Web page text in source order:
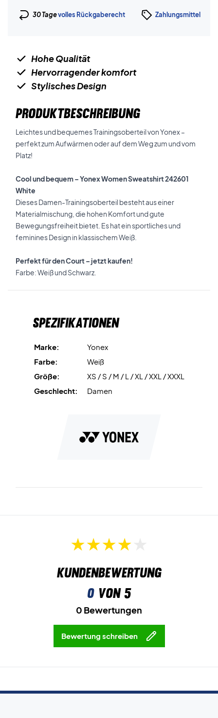
30 Tagevolles Rückgaberecht Zahlungsmittel
Hohe Qualität
Hervorragender komfort
Stylisches Design
PRODUKTBESCHREIBUNG
Leichtes und bequemes Trainingsoberteil von Yonex –
perfekt zum Aufwärmen oder auf dem Weg zum und vom
Platz!
Cool und bequem – Yonex Women Sweatshirt 242601
White
Dieses Damen-Trainingsoberteil besteht aus einer
Materialmischung, die hohen Komfort und gute
Bewegungsfreiheit bietet. Es hat ein sportliches und
feminines Design in klassischem Weiß.
Perfekt für den Court – jetzt kaufen!
Farbe: Weiß und Schwarz.
Spezifikationen
Marke:
Yonex
Farbe:
Weiß
Größe:
XS / S / M / L / XL / XXL / XXXL
Geschlecht:
Damen
Kundenbewertung
0von 5
0 Bewertungen
Bewertung schreiben